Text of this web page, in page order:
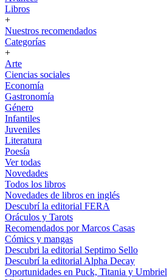
Libros
+
Nuestros recomendados
Categorías
+
Arte
Ciencias sociales
Economía
Gastronomía
Género
Infantiles
Juveniles
Literatura
Poesía
Ver todas
Novedades
Todos los libros
Novedades de libros en inglés
Descubrí la editorial FERA
Oráculos y Tarots
Recomendados por Marcos Casas
Cómics y mangas
Descubri la editorial Septimo Sello
Descubrí la editorial Alpha Decay
Oportunidades en Puck, Titania y Umbriel